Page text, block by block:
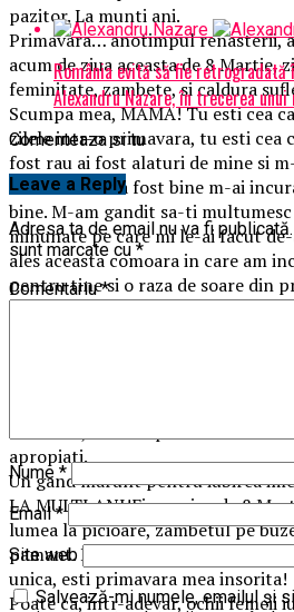
pazitor. La munti ani.
Primavara… anotimpul renasterii,
acum de ziua aceasta de 8 Martie,
feminitate, zambete, si caldura
Scumpa mea, MAMA! Tu esti cea
zilele intr-o primavara, tu esti cea
fost rau ai fost alaturi de mine si
care cand mi-a fost bine m-ai
bine. M-am gandit sa-ti
minunate pe care mi le-ai facut
ales aceasta comoara in care am
pentru tine si o raza de soare din
Femeia, careia umanitatea ii
perpetuarea vietii, a fost si va fi
artistice. De cind e lumea,
focul in caminul familial, a
strabune, a sadit speranta si
apropiati.
Un gand marunt pentru iubirea
LA MULTI ANI!Fie ca ziua de 8
lumea la picioare, zambetul pe
pamant. La multi ani!Mama, te
unica, esti primavara mea insorita!
Poate ca, intr-adevar, ochii femeii
România evită să fie retrogradată
Alexandru Nazare, în trecerea
Comenteaza si tu
Leave a Reply
Adresa ta de email nu va fi publicată.
sunt marcate cu*
Comentariu*
Nume *
Email*
Site web
Salvează-mi numele, emailul și